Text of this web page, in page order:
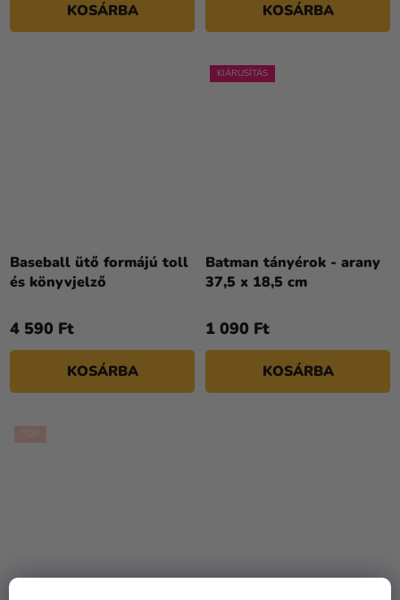
KOSÁRBA KOSÁRBA
Baseball ütő formájú toll
és könyvjelző
4 590 Ft
KOSÁRBA
KIÁRUSÍTÁS
Batman tányérok - arany
37,5 x 18,5 cm
1 090 Ft
KOSÁRBA